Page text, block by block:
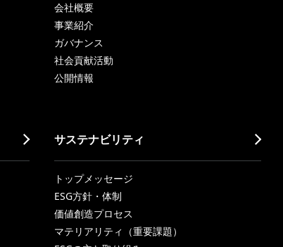
会社概要
事業紹介
ガバナンス
社会貢献活動
公開情報
サステナビリティ
トップメッセージ
ESG方針・体制
価値創造プロセス
マテリアリティ（重要課題）